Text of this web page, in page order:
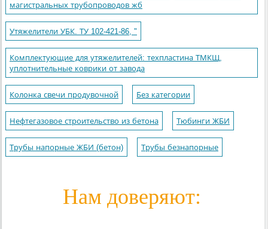
магистральных трубопроводов жб
Утяжелители УБК. ТУ 102-421-86, "
Комплектующие для утяжелителей: техпластина ТМКЩ,
уплотнительные коврики от завода
Колонка свечи продувочной Без категории
Нефтегазовое строительство из бетона Тюбинги ЖБИ
Трубы напорные ЖБИ (бетон) Трубы безнапорные
Нам доверяют: